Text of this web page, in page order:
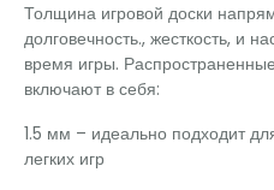
Толщина игровой доски
долговечность., жесткость, и
время игры.
включают в себя:
1.5 мм – идеально подходит
легких игр